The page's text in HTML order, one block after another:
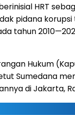
HRT
pidana
tahun
Hukum
Sumedana
di Jakarta,